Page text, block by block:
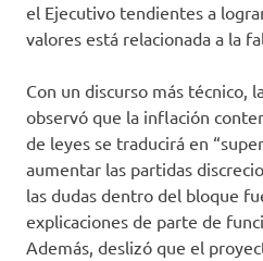
el Ejecutivo tendientes a
valores está relacionada a la
Con un discurso más técnico,
observó que la inflación
de leyes se traducirá en
aumentar las partidas
las dudas dentro del bloque
explicaciones de parte de
Además, deslizó que el